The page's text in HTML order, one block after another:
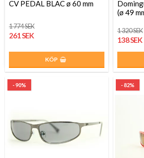
CV PEDAL BLAC ø 60 mm
1 774 SEK
261 SEK
KÖP
(ø 49
1 320 SEK
138 SEK
- 90% - 82%